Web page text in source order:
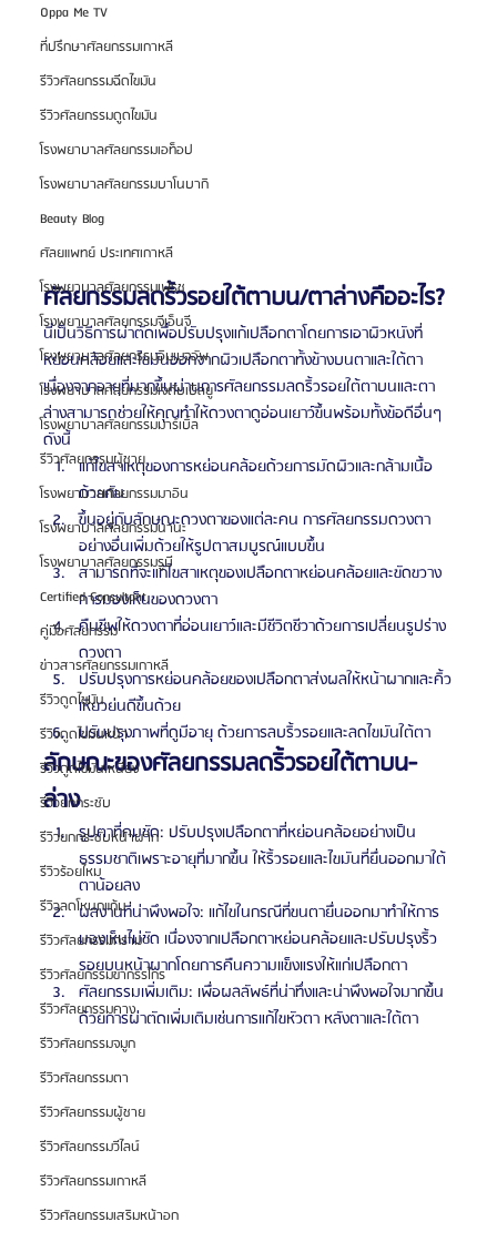
Oppa Me TV
ที่ปรึกษาศัลยกรรมเกาหลี
รีวิวศัลยกรรมฉีดไขมัน
รีวิวศัลยกรรมดูดไขมัน
โรงพยาบาลศัลยกรรมเอท็อป
โรงพยาบาลศัลยกรรมบาโนบากิ
Beauty Blog
ศัลยแพทย์ ประเทศเกาหลี
โรงพยาบาลศัลยกรรมเฟรช
โรงพยาบาลศัลยกรรมจีเอ็นจี
โรงพยาบาลศัลยกรรมอิมเมจอัพ
โรงพยาบาลศัลยกรรมเจดับเบิลยู
โรงพยาบาลศัลยกรรมมาร์เบิ้ล
รีวิวศัลยกรรมผู้ชาย
โรงพยาบาลศัลยกรรมมาอิน
โรงพยาบาลศัลยกรรมนานะ
โรงพยาบาลศัลยกรรมรูบี
Certified Consultant
คู่มือศัลยกรรม
ข่าวสารศัลยกรรมเกาหลี
รีวิวดูดไขมัน
รีวิวดูดไขมันหน้า
รีวิวดูดไขมันเหนียง
รีวิวยกกระชับ
รีวิวยกกระชับหน้าผาก
รีวิวร้อยไหม
รีวิวลดโหนกแก้ม
รีวิวศัลยกรรมกราม
รีวิวศัลยกรรมขากรรไกร
รีวิวศัลยกรรมคาง
รีวิวศัลยกรรมจมูก
รีวิวศัลยกรรมตา
รีวิวศัลยกรรมผู้ชาย
รีวิวศัลยกรรมวีไลน์
รีวิวศัลยกรรมเกาหลี
รีวิวศัลยกรรมเสริมหน้าอก
ศัลยกรรมลดริ้วรอยใต้ตาบน/ตาล่างคืออะไร?
นี่เป็นวิธีการผ่าตัดเพื่อปรับปรุงแก้เปลือกตาโดยการเอาผิวหนังที่
หย่อนคล้อยและไขมันออกจากผิวเปลือกตาทั้งข้างบนตาและใต้ตา
เนื่องจากอายุที่มากขึ้นผ่านการศัลยกรรมลดริ้วรอยใต้ตาบนและตา
ล่างสามารถช่วยให้คุณทำให้ดวงตาดูอ่อนเยาว์ขึ้นพร้อมทั้งข้อดีอื่นๆ
ดังนี้
แก้ไขสาเหตุของการหย่อนคล้อยด้วยการมัดผิวและกล้ามเนื้อ
ด้วยกัน
ขึ้นอยู่กับลักษณะดวงตาของแต่ละคน การศัลยกรรมดวงตา
อย่างอื่นเพิ่มด้วยให้รูปตาสมบูรณ์แบบขึ้น
สามารถที่จะแก้ไขสาเหตุของเปลือกตาหย่อนคล้อยและขัดขวาง
การมองเห็นของดวงตา
คืนชีพให้ดวงตาที่อ่อนเยาว์และมีชีวิตชีวาด้วยการเปลี่ยนรูปร่าง
ดวงตา
ปรับปรุงการหย่อนคล้อยของเปลือกตาส่งผลให้หน้าผากและคิ้ว
เหี่ยวย่นดีขึ้นด้วย
ปรับปรุงภาพที่ดูมีอายุ ด้วยการลบริ้วรอยและลดไขมันใต้ตา
ลักษณะของศัลยกรรมลดริ้วรอยใต้ตาบน-
ล่าง
รูปตาที่คมชัด: ปรับปรุงเปลือกตาที่หย่อนคล้อยอย่างเป็น
ธรรมชาติเพราะอายุที่มากขึ้น ให้ริ้วรอยและไขมันที่ยื่นออกมาใต้
ตาน้อยลง
ผลงานที่น่าพึงพอใจ: แก้ไขในกรณีที่ขนตายื่นออกมาทำให้การ
มองเห็นไม่ชัด เนื่องจากเปลือกตาหย่อนคล้อยและปรับปรุงริ้ว
รอยบนหน้าผากโดยการคืนความแข็งแรงให้แก่เปลือกตา
ศัลยกรรมเพิ่มเติม: เพื่อผลลัพธ์ที่น่าทึ่งและน่าพึงพอใจมากขึ้น
ด้วยการผ่าตัดเพิ่มเติมเช่นการแก้ไขหัวตา หลังตาและใต้ตา